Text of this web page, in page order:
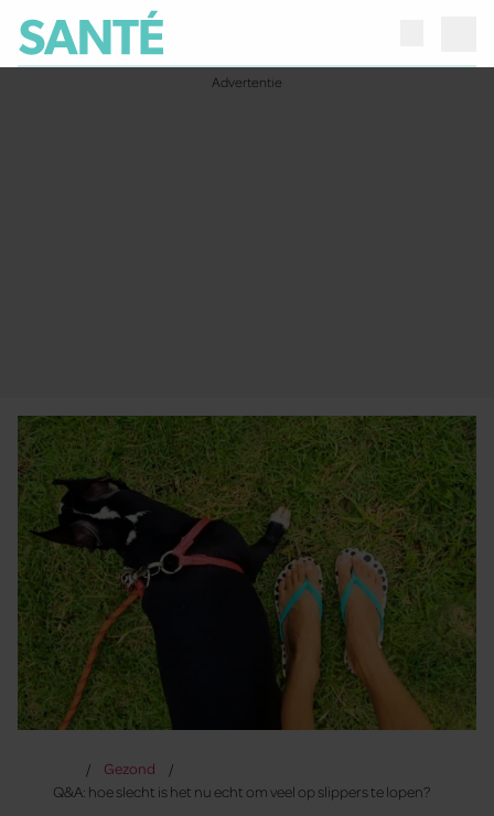
Gezond
Q&A: hoe slecht is het nu echt om veel op slippers te lopen?